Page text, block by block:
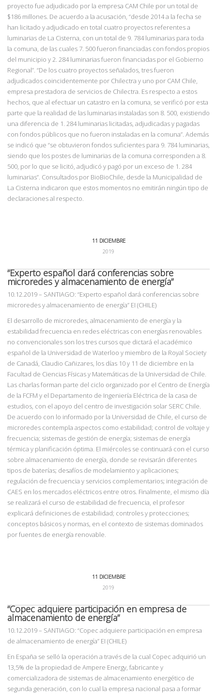
proyecto fue adjudicado por la empresa CAM Chile por un total de
$186 millones. De acuerdo a la acusación, “desde 2014 a la fecha se
han licitado y adjudicado en total cuatro proyectos referentes a
luminarias de La Cisterna, con un total de 9. 784 luminarias para toda
la comuna, de las cuales 7. 500 fueron financiadas con fondos propios
del municipio y2. 284 luminarias fueron financiadas por el Gobierno
Regional”. “De los cuatro proyectos señalados, tres fueron
adjudicados coincidentemente por Chilectra y uno por CAM Chile,
empresa prestadora de servicios de Chilectra. Es respecto a estos
hechos, que al efectuar un catastro en la comuna, se verificó por esta
parte que la realidad de las luminarias instaladas son 8. 500, existiendo
una diferencia de 1. 284 luminarias licitadas, adjudicadas y pagadas
con fondos públicos que no fueron instaladas en la comuna”. Además
se indicó que “se obtuvieron fondos suficientes para 9. 784 luminarias,
siendo que los postes de luminarias de la comuna corresponden a 8.
500, por lo que se licitó, adjudicó y pagó por un exceso de 1. 284
luminarias”. Consultados por BioBioChile, desde la Municipalidad de
La Cisterna indicaron que estos momentos no emitirán ningún tipo de
declaraciones al respecto.
11 DICIEMBRE
2019
“Experto español dará conferencias sobre
microredes y almacenamiento de energía”
10.12.2019– SANTIAGO: “Experto español dará conferencias sobre
microredes yalmacenamiento de energía” EI (CHILE)
El desarrollo de microredes, almacenamiento de energía y la
estabilidad frecuencia en redes eléctricas con energías renovables
no convencionales son los tres cursos que dictará el académico
español de la Universidad de Waterloo y miembro de la Royal Society
de Canadá, Claudio Cañizares, los días 10 y 11 de diciembre en la
Facultad de Ciencias Físicas y Matemáticas de la Universidad de Chile.
Las charlas forman parte del ciclo organizado por el Centro de Energía
de la FCFM y el Departamento de Ingeniería Eléctrica de la casa de
estudios, con el apoyo del centro de investigación solar SERC Chile.
De acuerdo con lo informado por la Universidad de Chile, el curso de
microredes contempla aspectos como estabilidad; control de voltaje y
frecuencia; sistemas de gestión de energía; sistemas de energía
térmica y planificación óptima. El miércoles se continuará con el curso
sobre almacenamiento de energía, donde se revisarán diferentes
tipos de baterías; desafíos de modelamiento y aplicaciones;
regulación de frecuencia y servicios complementarios; integración de
CAES en los mercados eléctricos entre otros. Finalmente, el mismo día
se realizará el curso de estabilidad de frecuencia, el profesor
explicará definiciones de estabilidad; controles y protecciones;
conceptos básicos y normas, en el contexto de sistemas dominados
por fuentes de energía renovable.
11 DICIEMBRE
2019
“Copec adquiere participación en empresa de
almacenamiento de energía”
10.12.2019– SANTIAGO: “Copec adquiere participación en empresa
de almacenamiento de energía” EI (CHILE)
En España se selló la operación a través de la cual Copec adquirió un
13,5% de la propiedad de Ampere Energy, fabricante y
comercializadora de sistemas de almacenamiento energético de
segunda generación, con lo cual la empresa nacional pasa a formar